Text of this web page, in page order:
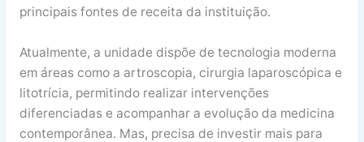
principais fontes de receita da instituição.
Atualmente, a unidade dispõe de tecnologia moderna
em áreas como a artroscopia, cirurgia laparoscópica e
litotrícia, permitindo realizar intervenções
diferenciadas e acompanhar a evolução da medicina
contemporânea. Mas, precisa de investir mais para